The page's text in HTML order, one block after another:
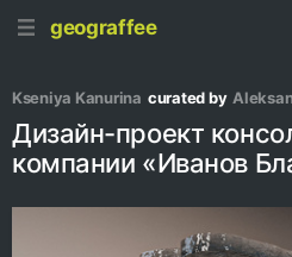
geograffee
Kseniya Kanurina curated by
Дизайн-проект
компании «Иванов